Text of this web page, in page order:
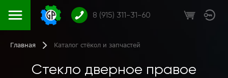
8 (915) 311-31-60
Главная Каталог стёкол и запчастей
Стекло дверное правое